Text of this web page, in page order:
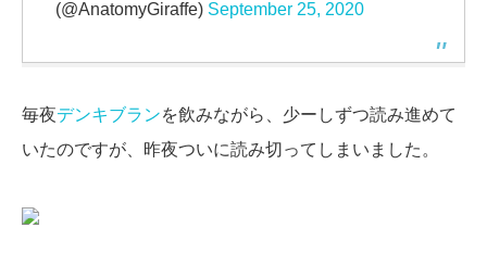
(@AnatomyGiraffe) September 25, 2020
毎夜デンキブランを飲みながら、少ーしずつ読み進めて
いたのですが、昨夜ついに読み切ってしまいました。